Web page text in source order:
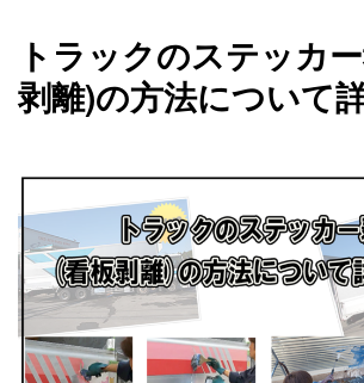
トラックのステッカ
剥離)の方法について